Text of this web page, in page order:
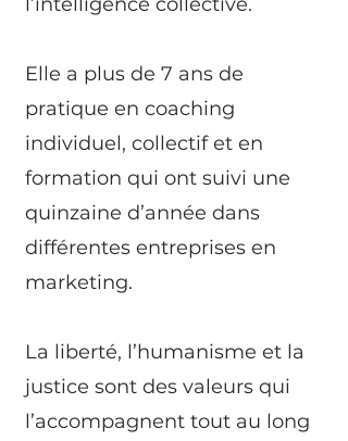
Elle a plus de 7 ans de
pratique en coaching
individuel, collectif et en
formation qui ont suivi une
quinzaine d’année dans
différentes entreprises en
marketing.
La liberté, l’humanisme et la
justice sont des valeurs qui
l’accompagnent tout au long